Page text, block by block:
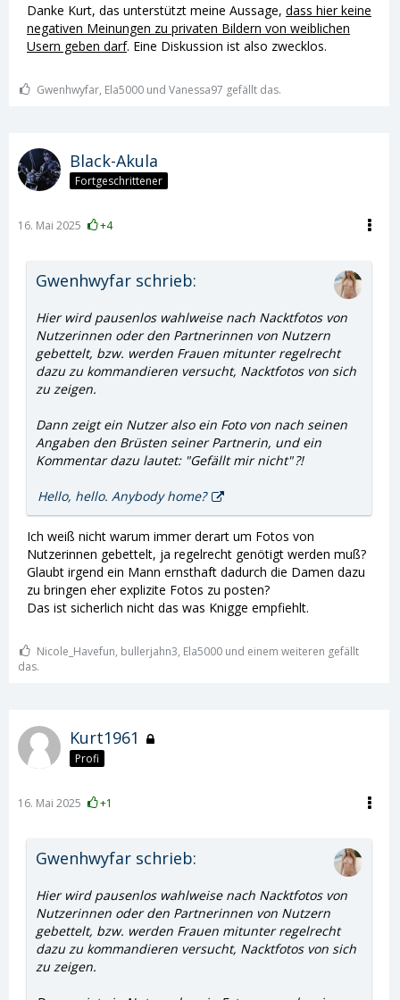
Danke Kurt, das unterstützt meine Aussage, dass hier keine
negativen Meinungen zu privaten Bildern von weiblichen
Usern geben darf. Eine Diskussion ist also zwecklos.
Gwenhwyfar, Ela5000 und Vanessa97 gefällt das.
Black-Akula
Fortgeschrittener
16. Mai 2025 +4
Gwenhwyfar schrieb:
Hier wird pausenlos wahlweise nach Nacktfotos von
Nutzerinnen oder den Partnerinnen von Nutzern
gebettelt, bzw. werden Frauen mitunter regelrecht
dazu zu kommandieren versucht, Nacktfotos von sich
zu zeigen.
Dann zeigt ein Nutzer also ein Foto von nach seinen
Angaben den Brüsten seiner Partnerin, und ein
Kommentar dazu lautet: "Gefällt mir nicht"?!
Hello, hello. Anybody home?
Ich weiß nicht warum immer derart um Fotos von
Nutzerinnen gebettelt, ja regelrecht genötigt werden muß?
Glaubt irgend ein Mann ernsthaft dadurch die Damen dazu
zu bringen eher explizite Fotos zu posten?
Das ist sicherlich nicht das was Knigge empfiehlt.
Nicole_Havefun, bullerjahn3, Ela5000 und einem weiteren gefällt
das.
Kurt1961
Profi
16. Mai 2025 +1
Gwenhwyfar schrieb:
Hier wird pausenlos wahlweise nach Nacktfotos von
Nutzerinnen oder den Partnerinnen von Nutzern
gebettelt, bzw. werden Frauen mitunter regelrecht
dazu zu kommandieren versucht, Nacktfotos von sich
zu zeigen.